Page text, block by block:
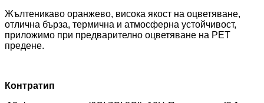
Жълтеникаво оранжево, висока якост на оцветяване,
отлична бърза, термична и атмосферна устойчивост,
приложимо при предварително оцветяване на PET
предене.
Контратип